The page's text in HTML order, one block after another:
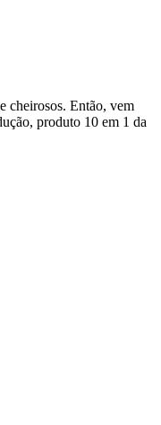
cheirosos. Então, vem
produto 10 em 1 da